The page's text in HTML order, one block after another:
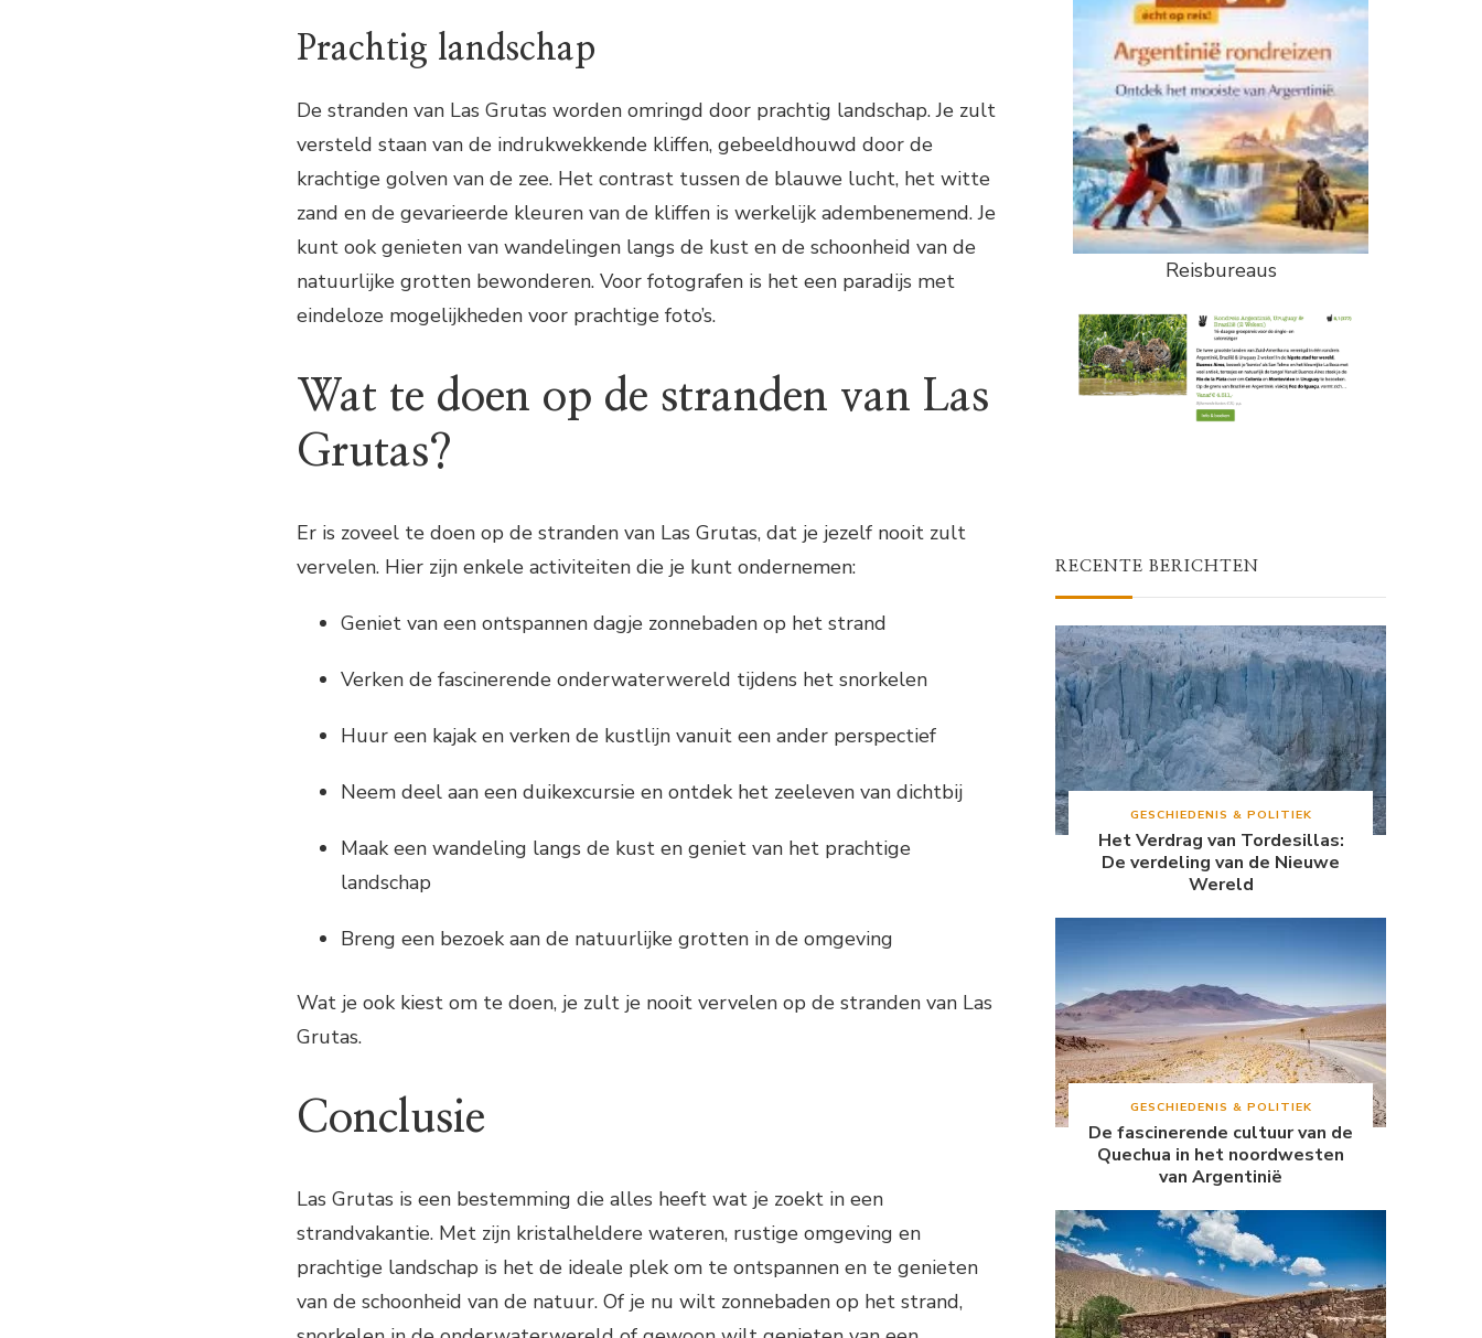
Prachtig landschap
De stranden van Las Grutas worden omringd door prachtig landschap. Je zult
versteld staan van de indrukwekkende kliffen, gebeeldhouwd door de
krachtige golven van de zee. Het contrast tussen de blauwe lucht, het witte
zand en de gevarieerde kleuren van de kliffen is werkelijk adembenemend. Je
kunt ook genieten van wandelingen langs de kust en de schoonheid van de
natuurlijke grotten bewonderen. Voor fotografen is het een paradijs met
eindeloze mogelijkheden voor prachtige foto’s.
Wat te doen op de stranden van Las
Grutas?
Er is zoveel te doen op de stranden van Las Grutas, dat je jezelf nooit zult
vervelen. Hier zijn enkele activiteiten die je kunt ondernemen:
Geniet van een ontspannen dagje zonnebaden op het strand
Verken de fascinerende onderwaterwereld tijdens het snorkelen
Huur een kajak en verken de kustlijn vanuit een ander perspectief
Neem deel aan een duikexcursie en ontdek het zeeleven van dichtbij
Maak een wandeling langs de kust en geniet van het prachtige
landschap
Breng een bezoek aan de natuurlijke grotten in de omgeving
Wat je ook kiest om te doen, je zult je nooit vervelen op de stranden van Las
Grutas.
Conclusie
Las Grutas is een bestemming die alles heeft wat je zoekt in een
strandvakantie. Met zijn kristalheldere wateren, rustige omgeving en
prachtige landschap is het de ideale plek om te ontspannen en te genieten
van de schoonheid van de natuur. Of je nu wilt zonnebaden op het strand,
Reisbureaus
RECENTE BERICHTEN
GESCHIEDENIS & POLITIEK
Het Verdrag van Tordesillas:
De verdeling van de Nieuwe
Wereld
GESCHIEDENIS & POLITIEK
De fascinerende cultuur van de
Quechua in het noordwesten
van Argentinië